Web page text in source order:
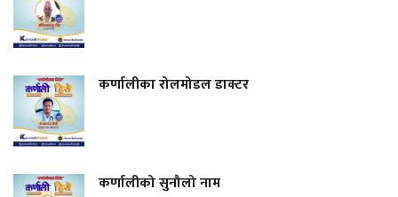
कर्णालीका रोलमोडल डाक्टर
कर्णालीको सुनौलो नाम